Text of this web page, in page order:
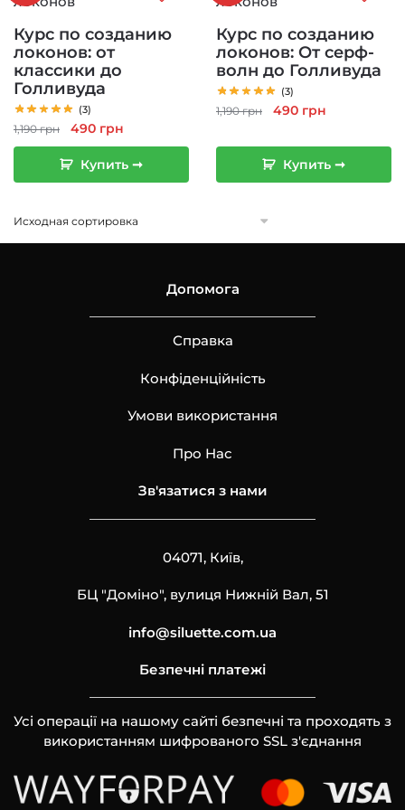
Курс по созданию
локонов: от
классики до
Голливуда
(3)
1,190грн
Первоначальная
цена
составляла
1,190 грн.
490 грн
цена:
490 грн.
Купить ➞
Курс по созданию
локонов: От серф-
волн до Голливуда
(3)
1,190грн
Первоначальная
составляла
1,190 грн.
490 грн
490 грн.
Купить ➞
Допомога
Справка
Конфіденційність
Умови використання
Про Нас
Зв'язатися з нами
04071, Київ,
БЦ "Доміно", вулиця Нижній Вал, 51
info@siluette.com.ua
Безпечні платежі
Усі операції на нашому сайті безпечні та проходять з
використанням шифрованого SSL з'єднання